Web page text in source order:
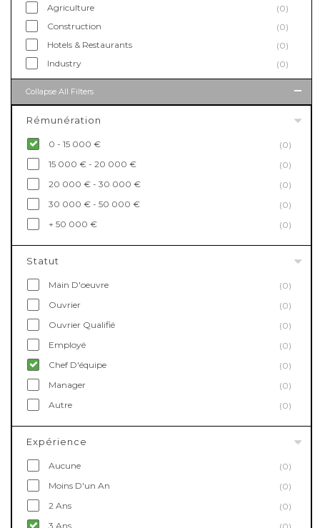
Agriculture
(0)
Construction
(0)
Hotels & Restaurants
(0)
Industry
(0)
Collapse All Filters
Rémunération
0 - 15 000 €
(0)
15 000 € - 20 000 €
(0)
20 000 € - 30 000 €
(0)
30 000 € - 50 000 €
(0)
+ 50 000 €
(0)
Statut
Main D'oeuvre
(0)
Ouvrier
(0)
Ouvrier Qualifié
(0)
Employé
(0)
Chef D'équipe
(0)
Manager
(0)
Autre
(0)
Expérience
Aucune
(0)
Moins D'un An
(0)
2 Ans
(0)
3 Ans